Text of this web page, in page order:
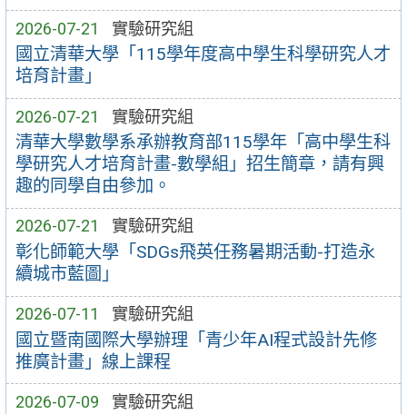
2026-07-21 實驗研究組
國立清華大學「115學年度高中學生科學研究人才
培育計畫」
2026-07-21 實驗研究組
清華大學數學系承辦教育部115學年「高中學生科
學研究人才培育計畫-數學組」招生簡章，請有興
趣的同學自由參加。
2026-07-21 實驗研究組
彰化師範大學「SDGs飛英任務暑期活動-打造永
續城市藍圖」
2026-07-11 實驗研究組
國立暨南國際大學辦理「青少年AI程式設計先修
推廣計畫」線上課程
2026-07-09 實驗研究組